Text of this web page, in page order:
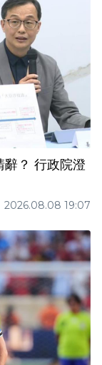
院澄
2026.08.08 19:07